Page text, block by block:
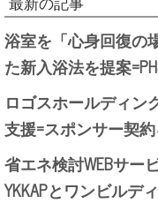
最新の記事
浴室を「心身回復の
た新入浴法を提案
ロゴスホールディン
支援=スポンサー契
省エネ検討WEBサー
YKKAPとワンビルデ